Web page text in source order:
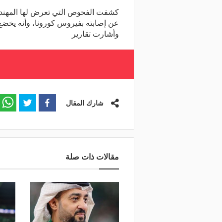
كشفت الفحوص التي تعرض لها
عن إصابته بفيروس كورونا، وأنه
وأشارت تقارير
شارك المقال
مقالات ذات صلة